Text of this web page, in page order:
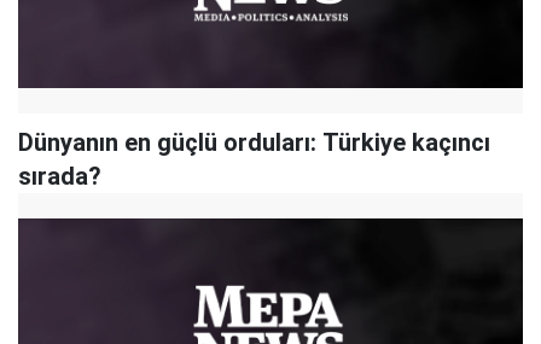
Dünyanın en güçlü orduları: Türkiye kaçıncı
sırada?